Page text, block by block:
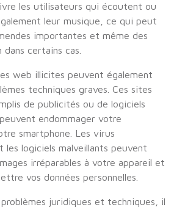
les utilisateurs qui écoutent ou
leur musique, ce qui peut
importantes et même des
certains cas.
web illicites peuvent également
techniques graves. Ces sites
de publicités ou de logiciels
endommager votre
smartphone. Les virus
les logiciels malveillants peuvent
irréparables à votre appareil et
vos données personnelles.
juridiques et techniques, il